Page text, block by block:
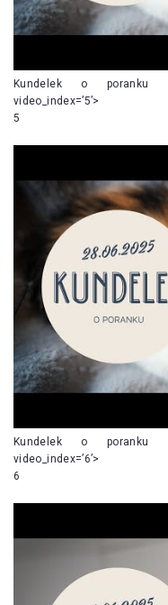
Kundelek o poranku
video_index=’5’>
5
Kundelek o poranku
video_index=’6’>
6